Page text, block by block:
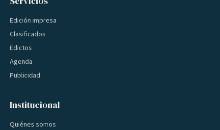
Edición impresa
Clasificados
Edictos
Agenda
Publicidad
Institucional
Quiénes somos